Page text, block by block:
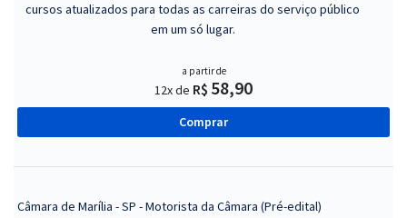
cursos atualizados para todas as carreiras do serviço público
em um só lugar.
a partir de
12x de R$ 58,90
Comprar
Câmara de Marília - SP - Motorista da Câmara (Pré-edital)